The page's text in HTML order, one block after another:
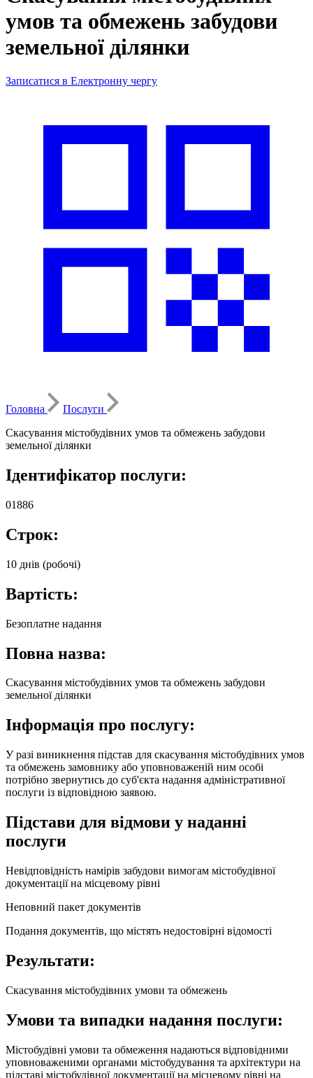
умов та обмежень забудови
земельної ділянки
Записатися в Електронну чергу
Головна
Послуги
Скасування містобудівних умов та обмежень забудови
земельної ділянки
Ідентифікатор послуги:
01886
Строк:
10 днів (робочі)
Вартість:
Безоплатне надання
Повна назва:
Скасування містобудівних умов та обмежень забудови
земельної ділянки
Інформація про послугу:
У разі виникнення підстав для скасування містобудівних умов
та обмежень замовнику або уповноваженій ним особі
потрібно звернутись до суб'єкта надання адміністративної
послуги із відповідною заявою.
Підстави для відмови у наданні
послуги
Невідповідність намірів забудови вимогам містобудівної
документації на місцевому рівні
Неповний пакет документів
Подання документів, що містять недостовірні відомості
Результати:
Скасування містобудівних умови та обмежень
Умови та випадки надання послуги:
Містобудівні умови та обмеження надаються відповідними
уповноваженими органами містобудування та архітектури на
підставі містобудівної документації на місцевому рівні на